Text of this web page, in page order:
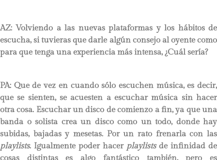
AZ: Volviendo a las nuevas plataformas y los hábitos de
escucha, si tuvieras que darle algún consejo al oyente como
para que tenga una experiencia más intensa, ¿Cuál sería?
PA: Que de vez en cuando sólo escuchen música, es decir,
que se sienten, se acuesten a escuchar música sin hacer
otra cosa. Escuchar un disco de comienzo a fin, ya que una
banda o solista crea un disco como un todo, donde hay
subidas, bajadas y mesetas. Por un rato frenarla con las
playlists. Igualmente poder hacer playlistsde infinidad de